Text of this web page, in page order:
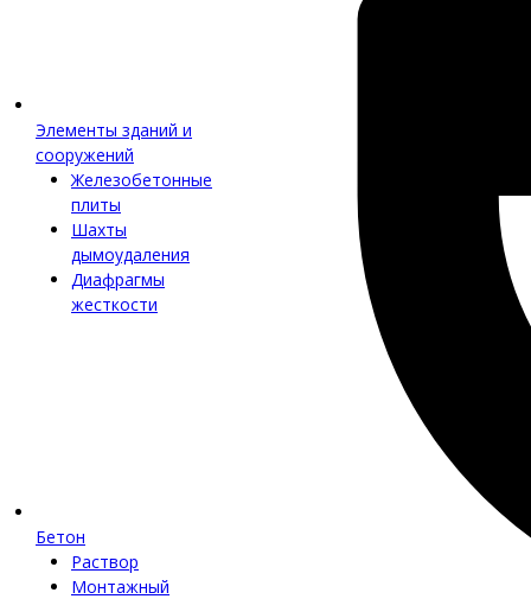
Элементы зданий и
сооружений
Железобетонные
плиты
Шахты
дымоудаления
Диафрагмы
жесткости
Бетон
Раствор
Монтажный